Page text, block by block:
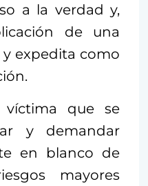
a la verdad y,
de una
expedita como
que se
y demandar
en blanco de
mayores